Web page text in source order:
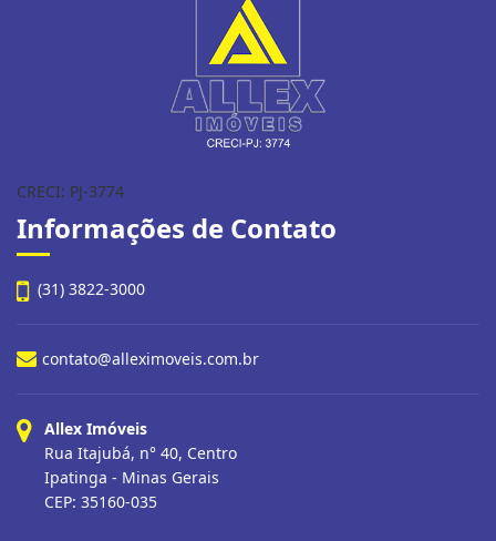
CRECI: PJ-3774
Informações de Contato
(31) 3822-3000
contato@alleximoveis.com.br
Allex Imóveis
Rua Itajubá, n° 40, Centro
Ipatinga - Minas Gerais
CEP: 35160-035